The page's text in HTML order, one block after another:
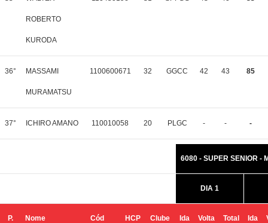
ROBERTO
KURODA
36° MASSAMI
MURAMATSU
1100600671 32 GGCC 42 43 85
37° ICHIRO AMANO 110010058 20 PLGC - - -
6080 - SUPER SENIOR -
DIA 1
P. Nome Cód HCP Clube Ida Volta Total Ida